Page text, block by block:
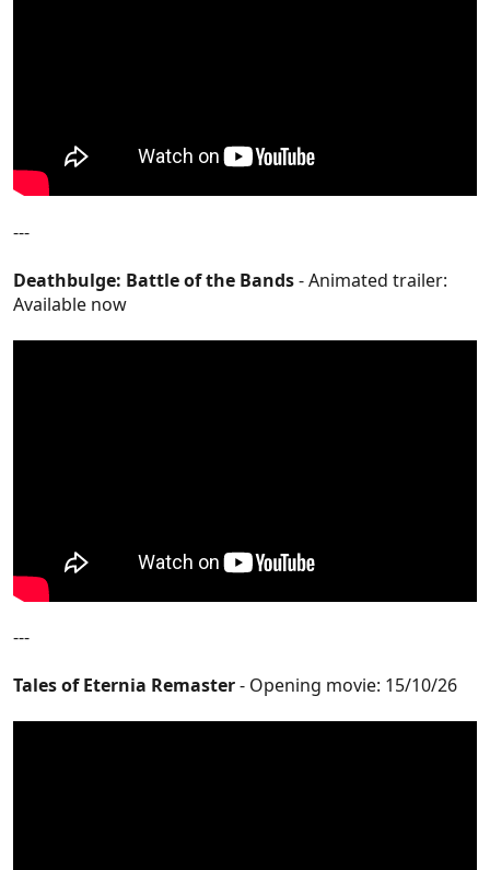
---
Deathbulge: Battle of the Bands- Animated trailer:
Available now
---
Tales of Eternia Remaster- Opening movie: 15/10/26